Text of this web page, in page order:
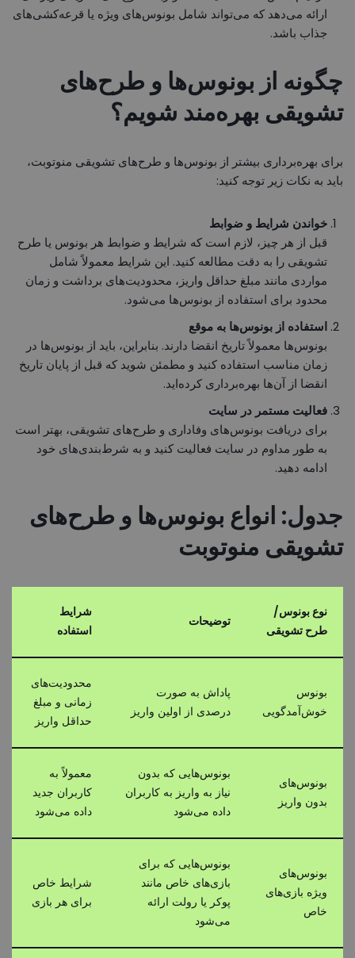
ارائه می‌دهد که می‌تواند شامل بونوس‌های ویژه یا قرعه‌کشی‌های
جذاب باشد.
چگونه از بونوس‌ها و طرح‌های
تشویقی بهره‌مند شویم؟
برای بهره‌برداری بیشتر از بونوس‌ها و طرح‌های تشویقی منوتوبت،
باید به نکات زیر توجه کنید:
خواندن شرایط و ضوابط
قبل از هر چیز، لازم است که شرایط و ضوابط هر بونوس یا طرح
تشویقی را به دقت مطالعه کنید. این شرایط معمولاً شامل
مواردی مانند مبلغ حداقل واریز، محدودیت‌های برداشت و زمان
محدود برای استفاده از بونوس‌ها می‌شود.
استفاده از بونوس‌ها به موقع
بونوس‌ها معمولاً تاریخ انقضا دارند. بنابراین، باید از بونوس‌ها در
زمان مناسب استفاده کنید و مطمئن شوید که قبل از پایان تاریخ
انقضا از آن‌ها بهره‌برداری کرده‌اید.
فعالیت مستمر در سایت
برای دریافت بونوس‌های وفاداری و طرح‌های تشویقی، بهتر است
به طور مداوم در سایت فعالیت کنید و به شرط‌بندی‌های خود
ادامه دهید.
جدول: انواع بونوس‌ها و طرح‌های
تشویقی منوتوبت
نوع بونوس/
طرح تشویقی
توضیحات
شرایط
استفاده
بونوس
خوش‌آمدگویی
پاداش به صورت
درصدی از اولین واریز
محدودیت‌های
زمانی و مبلغ
حداقل واریز
بونوس‌های
بدون واریز
بونوس‌هایی که بدون
نیاز به واریز به کاربران
داده می‌شود
معمولاً به
کاربران جدید
داده می‌شود
بونوس‌های
ویژه بازی‌های
خاص
بونوس‌هایی که برای
بازی‌های خاص مانند
پوکر یا رولت ارائه
می‌شود
شرایط خاص
برای هر بازی